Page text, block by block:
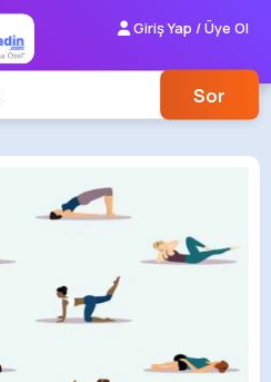
Giriş Yap / Üye Ol
Sor